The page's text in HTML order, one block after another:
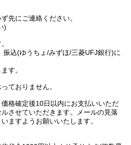
先にご連絡ください。
)
振込(ゆうちょ/みずほ/三菱UFJ銀行)に
す。
ておりません。
格確定後10日以内にお支払いいただ
させていただきます。メールの見落
ますようお願いいたします。